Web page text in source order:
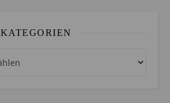
KATEGORIEN